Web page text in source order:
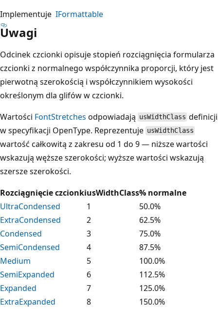
Implementuje IFormattable
Uwagi
Odcinek czcionki opisuje stopień rozciągnięcia formularza
czcionki z normalnego współczynnika proporcji, który jest
pierwotną szerokością i współczynnikiem wysokości
określonym dla glifów w czcionki.
Wartości FontStretches odpowiadają usWidthClass definicji
w specyfikacji OpenType. Reprezentuje usWidthClass
wartość całkowitą z zakresu od 1 do 9 — niższe wartości
wskazują węższe szerokości; wyższe wartości wskazują
szersze szerokości.
Rozciągnięcie czcionkiusWidthClass% normalne
UltraCondensed
1
50.0%
ExtraCondensed
2
62.5%
Condensed
3
75.0%
SemiCondensed
4
87.5%
Medium
5
100.0%
SemiExpanded
6
112.5%
Expanded
7
125.0%
ExtraExpanded
8
150.0%